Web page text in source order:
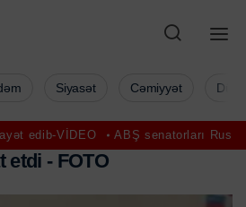
ABŞ senatorları Rusiyaya qarşı
Siyasət Cəmiyyət
t etdi - FOTO